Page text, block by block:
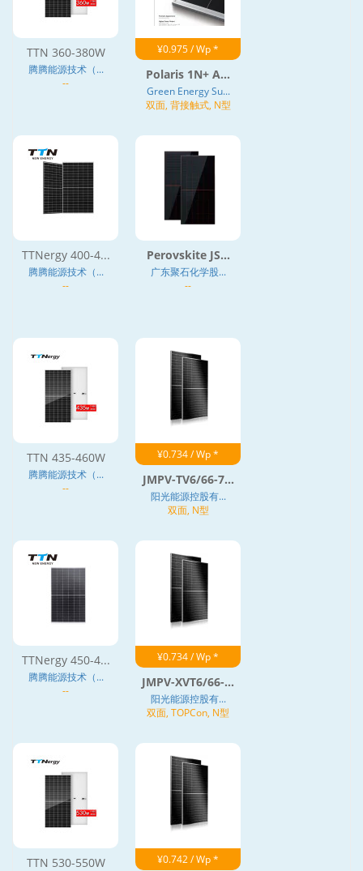
TTN 360-380W
腾腾能源技术（...
--
¥0.975 / Wp *
Polaris 1N+ A...
Green Energy Su...
双面, 背接触式, N型
TTNergy 400-4...
腾腾能源技术（...
--
Perovskite JS...
广东聚石化学股...
--
TTN 435-460W
腾腾能源技术（...
--
¥0.734 / Wp *
JMPV-TV6/66-7...
阳光能源控股有...
双面, N型
TTNergy 450-4...
腾腾能源技术（...
--
¥0.734 / Wp *
JMPV-XVT6/66-...
阳光能源控股有...
双面, TOPCon, N型
TTN 530-550W ¥0.742 / Wp *